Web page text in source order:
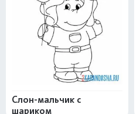
Слон-мальчик с
шариком